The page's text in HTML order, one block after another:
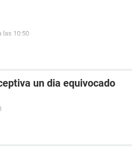
las 10:50
un dia equivocado